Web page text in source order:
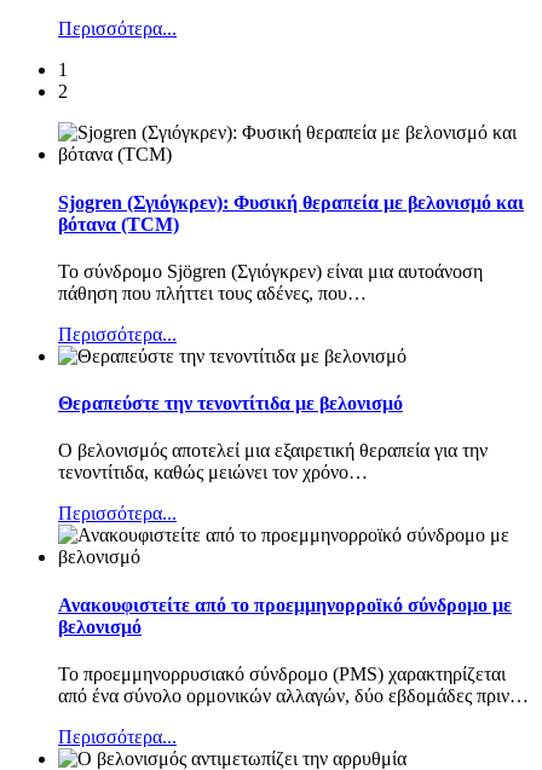
Περισσότερα...
1
2
Sjogren (Σγιόγκρεν): Φυσική θεραπεία με βελονισμό και
βότανα (TCM)
Το σύνδρομο Sjögren (Σγιόγκρεν) είναι μια αυτοάνοση
πάθηση που πλήττει τους αδένες, που…
Περισσότερα...
Θεραπεύστε την τενοντίτιδα με βελονισμό
Ο βελονισμός αποτελεί μια εξαιρετική θεραπεία για την
τενοντίτιδα, καθώς μειώνει τον χρόνο…
Περισσότερα...
Ανακουφιστείτε από το προεμμηνορροϊκό σύνδρομο με
βελονισμό
Το προεμμηνορρυσιακό σύνδρομο (PMS) χαρακτηρίζεται
από ένα σύνολο ορμονικών αλλαγών, δύο εβδομάδες πριν…
Περισσότερα...